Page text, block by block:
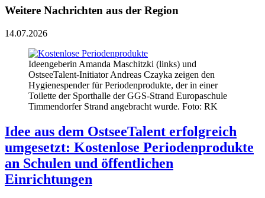
Weitere Nachrichten aus der Region
14.07.2026
Ideengeberin Amanda Maschitzki (links) und
OstseeTalent-Initiator Andreas Czayka zeigen den
Hygienespender für Periodenprodukte, der in einer
Toilette der Sporthalle der GGS-Strand Europaschule
Timmendorfer Strand angebracht wurde. Foto: RK
Idee aus dem OstseeTalent erfolgreich
umgesetzt: Kostenlose Periodenprodukte
an Schulen und öffentlichen
Einrichtungen